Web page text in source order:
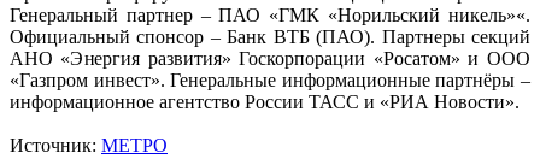
Генеральный партнер – ПАО «ГМК «Норильский никель»«.
Официальный спонсор – Банк ВТБ (ПАО). Партнеры секций
АНО «Энергия развития» Госкорпорации «Росатом» и ООО
«Газпром инвест». Генеральные информационные партнёры –
информационное агентство России ТАСС и «РИА Новости».
Источник: МЕТРО